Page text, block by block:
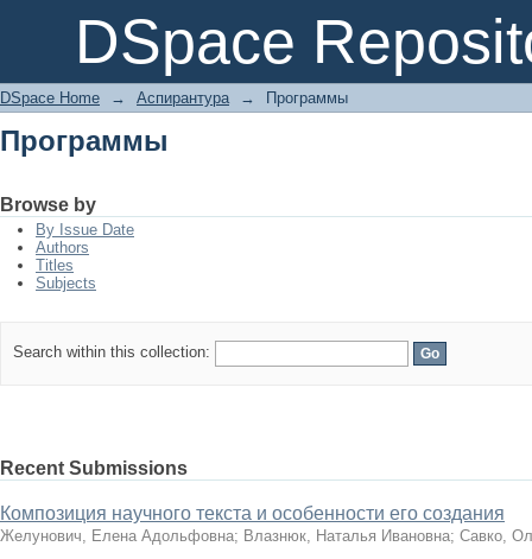
DSpace
Программы
DSpace Home → Аспирантура → Программы
Программы
Browse by
By Issue Date
Authors
Titles
Subjects
Search within this collection:
Recent Submissions
Композиция научного текста и особенности его создания
Желунович, Елена Адольфовна; Влазнюк, Наталья Ивановна; Савко,